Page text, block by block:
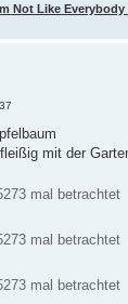
Not Like Everybody
mit der
mal betrachtet
mal betrachtet
mal betrachtet